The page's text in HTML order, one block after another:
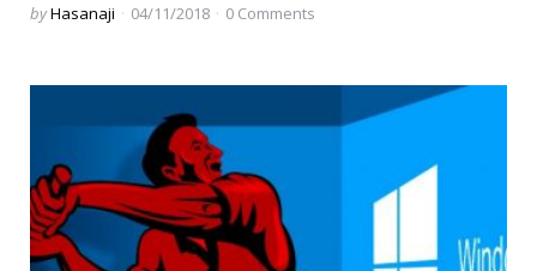
Posted
byHasanaji 04/11/2018 0 Comments